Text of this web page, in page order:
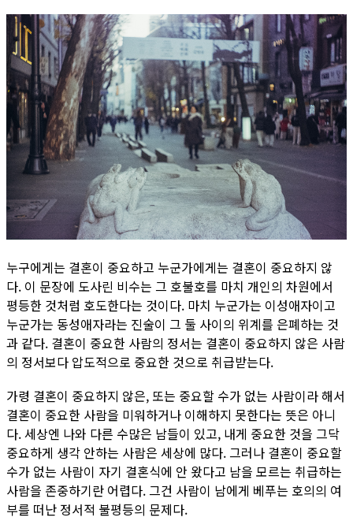
누구에게는 결혼이 중요하고 누군가에게는 결혼이 중요하지 않
다. 이 문장에 도사린 비수는 그 호불호를 마치 개인의 차원에서
평등한 것처럼 호도한다는 것이다. 마치 누군가는 이성애자이고
누군가는 동성애자라는 진술이 그 둘 사이의 위계를 은폐하는 것
과 같다. 결혼이 중요한 사람의 정서는 결혼이 중요하지 않은 사람
의 정서보다 압도적으로 중요한 것으로 취급받는다.
가령 결혼이 중요하지 않은, 또는 중요할 수가 없는 사람이라 해서
결혼이 중요한 사람을 미워하거나 이해하지 못한다는 뜻은 아니
다. 세상엔 나와 다른 수많은 남들이 있고, 내게 중요한 것을 그닥
중요하게 생각 안하는 사람은 세상에 많다. 그러나 결혼이 중요할
수가 없는 사람이 자기 결혼식에 안 왔다고 남을 모르는 취급하는
사람을 존중하기란 어렵다. 그건 사람이 남에게 베푸는 호의의 여
부를 떠난 정서적 불평등의 문제다.